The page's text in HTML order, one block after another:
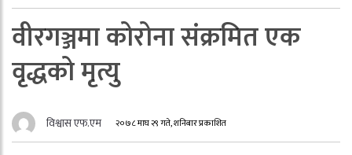
वीरगञ्जमा कोरोना संक्रमित एक
वृद्धको मृत्यु
विश्वास एफ.एम २०७८ माघ २९ गते, शनिबार प्रकाशित